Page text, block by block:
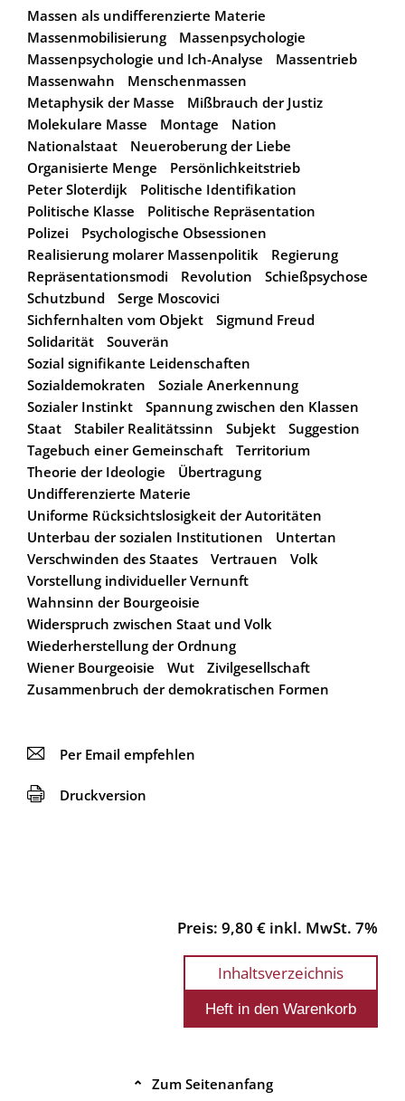
Massen als undifferenzierte Materie
Massenmobilisierung
Massenpsychologie
Massenpsychologie und Ich-Analyse
Massentrieb
Massenwahn
Menschenmassen
Metaphysik der Masse
Mißbrauch der Justiz
Molekulare Masse
Montage
Nation
Nationalstaat
Neueroberung der Liebe
Organisierte Menge
Persönlichkeitstrieb
Peter Sloterdijk
Politische Identifikation
Politische Klasse
Politische Repräsentation
Polizei
Psychologische Obsessionen
Realisierung molarer Massenpolitik
Regierung
Repräsentationsmodi
Revolution
Schießpsychose
Schutzbund
Serge Moscovici
Sichfernhalten vom Objekt
Sigmund Freud
Solidarität
Souverän
Sozial signifikante Leidenschaften
Sozialdemokraten
Soziale Anerkennung
Sozialer Instinkt
Spannung zwischen den Klassen
Staat
Stabiler Realitätssinn Subjekt
Suggestion
Tagebuch einer Gemeinschaft
Territorium
Theorie der Ideologie
Übertragung
Undifferenzierte Materie
Uniforme Rücksichtslosigkeit der Autoritäten
Unterbau der sozialen Institutionen
Untertan
Verschwinden des Staates
Vertrauen
Volk
Vorstellung individueller Vernunft
Wahnsinn der Bourgeoisie
Widerspruch zwischen Staat und Volk
Wiederherstellung der Ordnung
Wiener Bourgeoisie
Wut
Zivilgesellschaft
Zusammenbruch der demokratischen Formen
📧 Per Email empfehlen
🖨 Druckversion
Preis: 9,80 € inkl. MwSt. 7%
Inhaltsverzeichnis
⌃ Zum Seitenanfang